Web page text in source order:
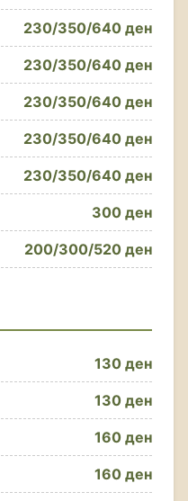
230/350/640 ден
230/350/640 ден
230/350/640 ден
230/350/640 ден
230/350/640 ден
300 ден
200/300/520 ден
130 ден
130 ден
160 ден
160 ден